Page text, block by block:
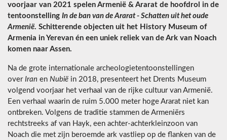
voorjaar van 2021 spelen Armenië & Ararat de hoofdrol in de
tentoonstelling In de ban van de Ararat - Schatten uit het oude
Armenië. Schitterende objecten uit het History Museum of
Armenia in Yerevan én een uniek reliek van de Ark van Noach
komen naar Assen.
Na de grote internationale archeologietentoonstellingen
over Iran en Nubië in 2018, presenteert het Drents Museum
volgend voorjaar het verhaal van de rijke cultuur van Armenië.
Een verhaal waarin de ruim 5.000 meter hoge Ararat niet kan
ontbreken. Volgens de traditie stammen de Armeniërs
rechtstreeks af van Hayk, een achter-achterkleinzoon van
Noach die met zijn beroemde ark vastliep op de flanken van de